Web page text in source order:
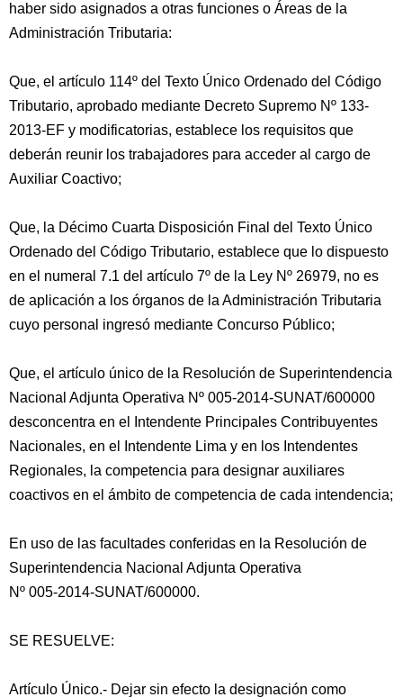
haber sido asignados a otras funciones o Áreas de la
Administración Tributaria:
Que, el artículo 114º del Texto Único Ordenado del Código
Tributario, aprobado mediante Decreto Supremo Nº 133-
2013-EF y modificatorias, establece los requisitos que
deberán reunir los trabajadores para acceder al cargo de
Auxiliar Coactivo;
Que, la Décimo Cuarta Disposición Final del Texto Único
Ordenado del Código Tributario, establece que lo dispuesto
en el numeral 7.1 del artículo 7º de la Ley Nº 26979, no es
de aplicación a los órganos de la Administración Tributaria
cuyo personal ingresó mediante Concurso Público;
Que, el artículo único de la Resolución de Superintendencia
Nacional Adjunta Operativa Nº 005-2014-SUNAT/600000
desconcentra en el Intendente Principales Contribuyentes
Nacionales, en el Intendente Lima y en los Intendentes
Regionales, la competencia para designar auxiliares
coactivos en el ámbito de competencia de cada intendencia;
En uso de las facultades conferidas en la Resolución de
Superintendencia Nacional Adjunta Operativa
Nº 005-2014-SUNAT/600000.
SE RESUELVE:
Artículo Único.- Dejar sin efecto la designación como